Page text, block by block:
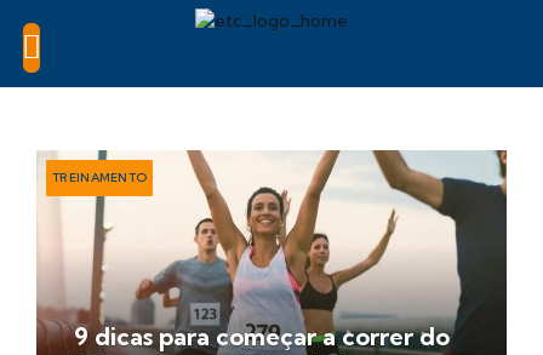
TREINAMENTO
9 dicas para começar a correr do